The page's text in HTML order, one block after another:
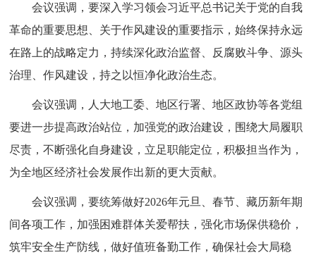
会议强调，要深入学习领会习近平总书记关于党的自我
革命的重要思想、关于作风建设的重要指示，始终保持永远
在路上的战略定力，持续深化政治监督、反腐败斗争、源头
治理、作风建设，持之以恒净化政治生态。
会议强调，人大地工委、地区行署、地区政协等各党组
要进一步提高政治站位，加强党的政治建设，围绕大局履职
尽责，不断强化自身建设，立足职能定位，积极担当作为，
为全地区经济社会发展作出新的更大贡献。
会议强调，要统筹做好2026年元旦、春节、藏历新年期
间各项工作，加强困难群体关爱帮扶，强化市场保供稳价，
筑牢安全生产防线，做好值班备勤工作，确保社会大局稳